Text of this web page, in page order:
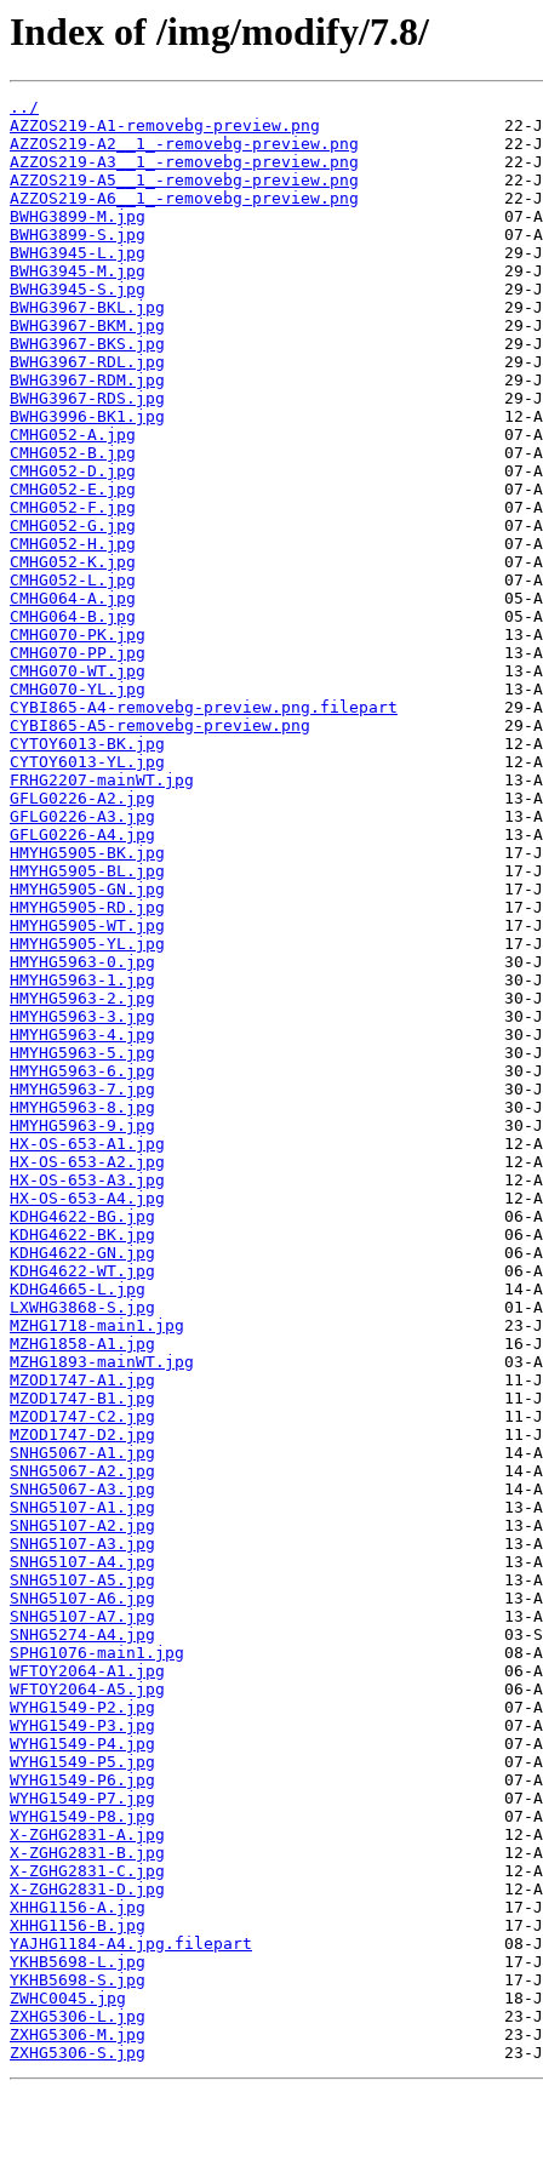
Index of /img/modify/7.8/
../
AZZOS219-A1-removebg-preview.png
AZZOS219-A2__1_-removebg-preview.png
AZZOS219-A3__1_-removebg-preview.png
AZZOS219-A5__1_-removebg-preview.png
AZZOS219-A6__1_-removebg-preview.png
BWHG3899-M.jpg
BWHG3899-S.jpg
BWHG3945-L.jpg
BWHG3945-M.jpg
BWHG3945-S.jpg
BWHG3967-BKL.jpg
BWHG3967-BKM.jpg
BWHG3967-BKS.jpg
BWHG3967-RDL.jpg
BWHG3967-RDM.jpg
BWHG3967-RDS.jpg
BWHG3996-BK1.jpg
CMHG052-A.jpg
CMHG052-B.jpg
CMHG052-D.jpg
CMHG052-E.jpg
CMHG052-F.jpg
CMHG052-G.jpg
CMHG052-H.jpg
CMHG052-K.jpg
CMHG052-L.jpg
CMHG064-A.jpg
CMHG064-B.jpg
CMHG070-PK.jpg
CMHG070-PP.jpg
CMHG070-WT.jpg
CMHG070-YL.jpg
CYBI865-A4-removebg-preview.png.filepart
CYBI865-A5-removebg-preview.png
CYTOY6013-BK.jpg
CYTOY6013-YL.jpg
FRHG2207-mainWT.jpg
GFLG0226-A2.jpg
GFLG0226-A3.jpg
GFLG0226-A4.jpg
HMYHG5905-BK.jpg
HMYHG5905-BL.jpg
HMYHG5905-GN.jpg
HMYHG5905-RD.jpg
HMYHG5905-WT.jpg
HMYHG5905-YL.jpg
HMYHG5963-0.jpg
HMYHG5963-1.jpg
HMYHG5963-2.jpg
HMYHG5963-3.jpg
HMYHG5963-4.jpg
HMYHG5963-5.jpg
HMYHG5963-6.jpg
HMYHG5963-7.jpg
HMYHG5963-8.jpg
HMYHG5963-9.jpg
HX-OS-653-A1.jpg
HX-OS-653-A2.jpg
HX-OS-653-A3.jpg
HX-OS-653-A4.jpg
KDHG4622-BG.jpg
KDHG4622-BK.jpg
KDHG4622-GN.jpg
KDHG4622-WT.jpg
KDHG4665-L.jpg
LXWHG3868-S.jpg
MZHG1718-main1.jpg
MZHG1858-A1.jpg
MZHG1893-mainWT.jpg
MZOD1747-A1.jpg
MZOD1747-B1.jpg
MZOD1747-C2.jpg
MZOD1747-D2.jpg
SNHG5067-A1.jpg
SNHG5067-A2.jpg
SNHG5067-A3.jpg
SNHG5107-A1.jpg
SNHG5107-A2.jpg
SNHG5107-A3.jpg
SNHG5107-A4.jpg
SNHG5107-A5.jpg
SNHG5107-A6.jpg
SNHG5107-A7.jpg
SNHG5274-A4.jpg
SPHG1076-main1.jpg
WFTOY2064-A1.jpg
WFTOY2064-A5.jpg
WYHG1549-P2.jpg
WYHG1549-P3.jpg
WYHG1549-P4.jpg
WYHG1549-P5.jpg
WYHG1549-P6.jpg
WYHG1549-P7.jpg
WYHG1549-P8.jpg
X-ZGHG2831-A.jpg
X-ZGHG2831-B.jpg
X-ZGHG2831-C.jpg
X-ZGHG2831-D.jpg
XHHG1156-A.jpg
XHHG1156-B.jpg
YAJHG1184-A4.jpg.filepart
YKHB5698-L.jpg
YKHB5698-S.jpg
ZWHC0045.jpg
ZXHG5306-L.jpg
ZXHG5306-M.jpg
ZXHG5306-S.jpg